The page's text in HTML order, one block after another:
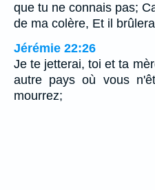
que tu ne connais pas;
de ma colère, Et il
Jérémie 22:26
Je te jetterai, toi et ta
autre pays où vous
mourrez;